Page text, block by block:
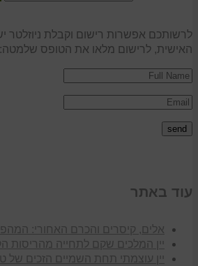
לרשותכם אפשרות רישום וקבלת ניוזלטר
האישית, לרישום מלאו את הטופס שלמטה:
עוד באתר
אלים, קיסרים והכרם האחורי:
יין המלכים שקם לתחייה מהריסות
יין עוצמתי תחת השמיים הזכים של